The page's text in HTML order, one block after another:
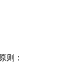
则：